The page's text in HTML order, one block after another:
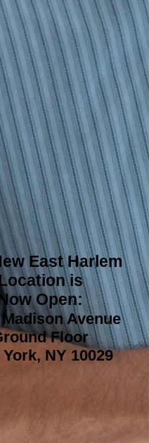
East Harlem
is
Open:
Avenue
Floor
NY 10029